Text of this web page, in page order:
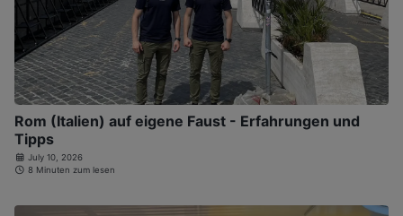
Rom (Italien) auf eigene Faust - Erfahrungen und
Tipps
July 10, 2026
8 Minuten zum lesen